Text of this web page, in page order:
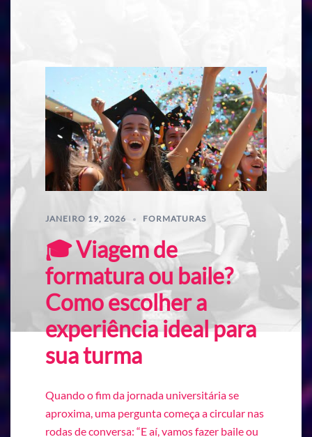
JANEIRO 19, 2026 FORMATURAS
🎓 Viagem de
formatura ou baile?
Como escolher a
experiência ideal para
sua turma
Quando o fim da jornada universitária se
aproxima, uma pergunta começa a circular nas
rodas de conversa: “E aí, vamos fazer baile ou